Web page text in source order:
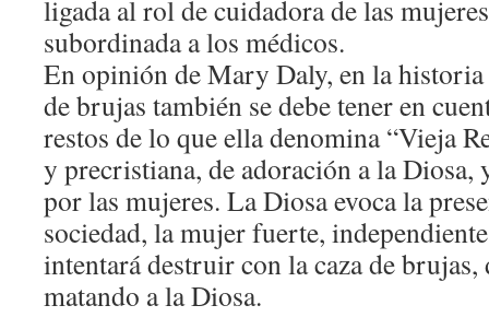
ligada al rol de cuidadora de las
subordinada a los médicos.
En opinión de Mary Daly, en la historia
de brujas también se debe tener en
restos de lo que ella denomina “Vieja
y precristiana, de adoración a la Diosa,
por las mujeres. La Diosa evoca la
sociedad, la mujer fuerte,
intentará destruir con la caza de
matando a la Diosa.